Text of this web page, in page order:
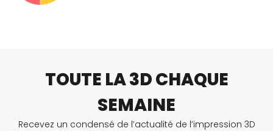
TOUTE LA 3D CHAQUE
SEMAINE
Recevez un condensé de l’actualité de l’impression 3D